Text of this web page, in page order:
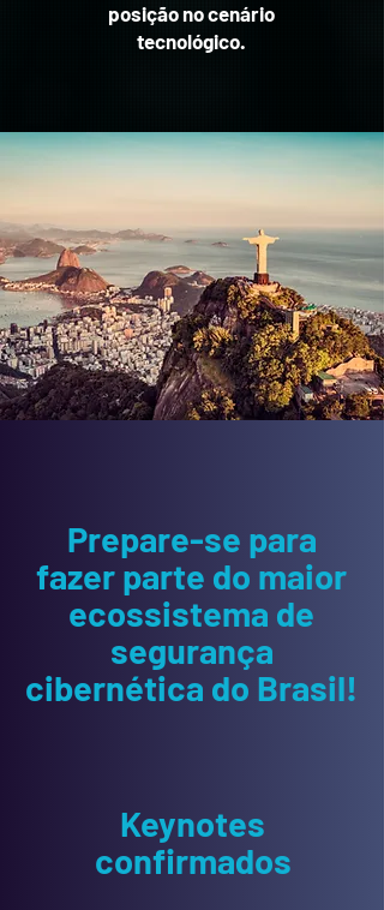
posição no cenário
tecnológico.
Prepare-se para
fazer parte do maior
ecossistema de
segurança
cibernética do Brasil!
Keynotes
confirmados